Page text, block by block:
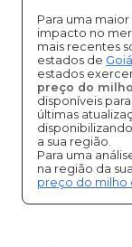
Para uma
impacto no
mais recentes
estados de
estados
preço do milho
disponíveis
últimas
a sua região.
Para uma
na região da
preço do milho